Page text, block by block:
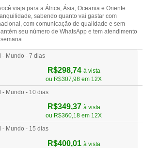
viaja para a África, Ásia, Oceania e Oriente
sabendo quanto vai gastar com
com comunicação de qualidade e sem
seu número de WhatsApp e tem atendimento
- Mundo - 7 dias
R$298,74 à vista
ou R$307,98 em 12X
- Mundo - 10 dias
R$349,37 à vista
ou R$360,18 em 12X
- Mundo - 15 dias
R$400,01 à vista